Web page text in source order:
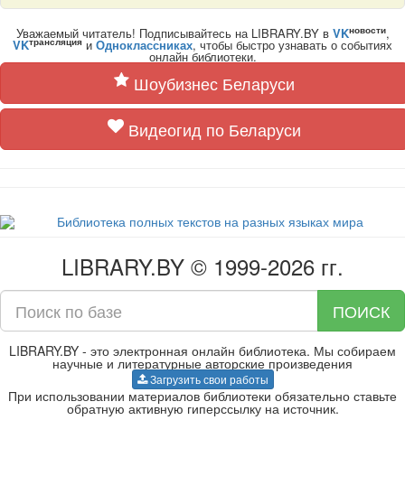
Уважаемый читатель! Подписывайтесь на LIBRARY.BY в VKновости,
VKтрансляция и Одноклассниках, чтобы быстро узнавать о событиях
онлайн библиотеки.
Шоубизнес Беларуси
Видеогид по Беларуси
LIBRARY.BY © 1999-2026 гг.
ПОИСК
LIBRARY.BY - это электронная онлайн библиотека. Мы собираем
научные и литературные авторские произведения
Загрузить свои работы
При использовании материалов библиотеки обязательно ставьте
обратную активную гиперссылку на источник.